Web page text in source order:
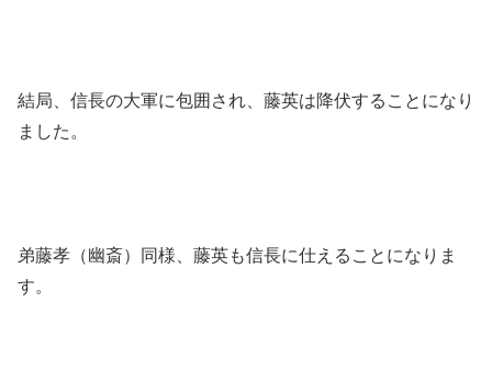
結局、信長の大軍に包囲され、藤英は降伏することになり
ました。
弟藤孝（幽斎）同様、藤英も信長に仕えることになりま
す。